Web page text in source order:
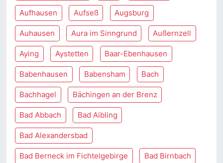
Aufhausen Aufseß Augsburg
Auhausen Aura im Sinngrund Außernzell
Aying Aystetten Baar-Ebenhausen
Babenhausen Babensham Bach
Bachhagel Bächingen an der Brenz
Bad Abbach Bad Aibling
Bad Alexandersbad
Bad Berneck im Fichtelgebirge Bad Birnbach